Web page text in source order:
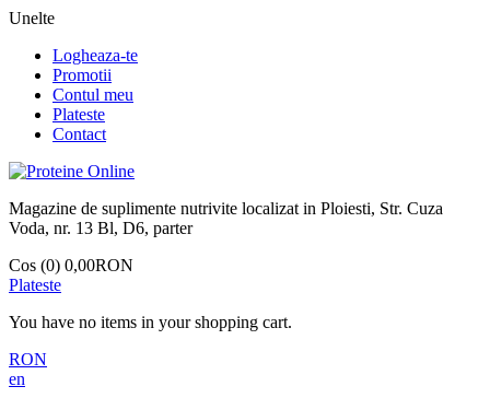
Unelte
Logheaza-te
Promotii
Contul meu
Plateste
Contact
Magazine de suplimente nutrivite localizat in Ploiesti, Str. Cuza
Voda, nr. 13 Bl, D6, parter
Cos (0) 0,00RON
Plateste
You have no items in your shopping cart.
RON
en